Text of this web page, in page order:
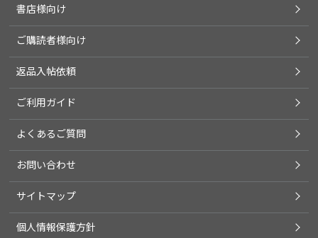
書店様向け
ご購読者様向け
返品入帖依頼
ご利用ガイド
よくあるご質問
お問い合わせ
サイトマップ
個人情報保護方針